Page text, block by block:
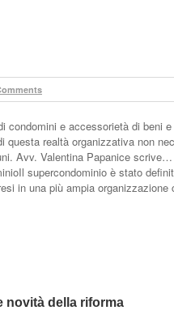
condomini e accessorietà di beni
questa realtà organizzativa non
Avv. Valentina Papanice
supercondominio è stato
in una più ampia
novità della riforma